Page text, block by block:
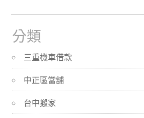
分類
三重機車借款
中正區當舖
台中搬家